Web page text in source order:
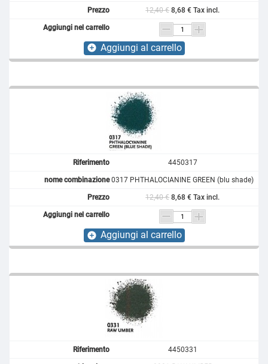
12,40 € 8,68 € Tax incl.
add_circle Aggiungi al carrello
4450317
0317 PHTHALOCIANINE GREEN (blu shade)
12,40 € 8,68 € Tax incl.
add_circle Aggiungi al carrello
4450331